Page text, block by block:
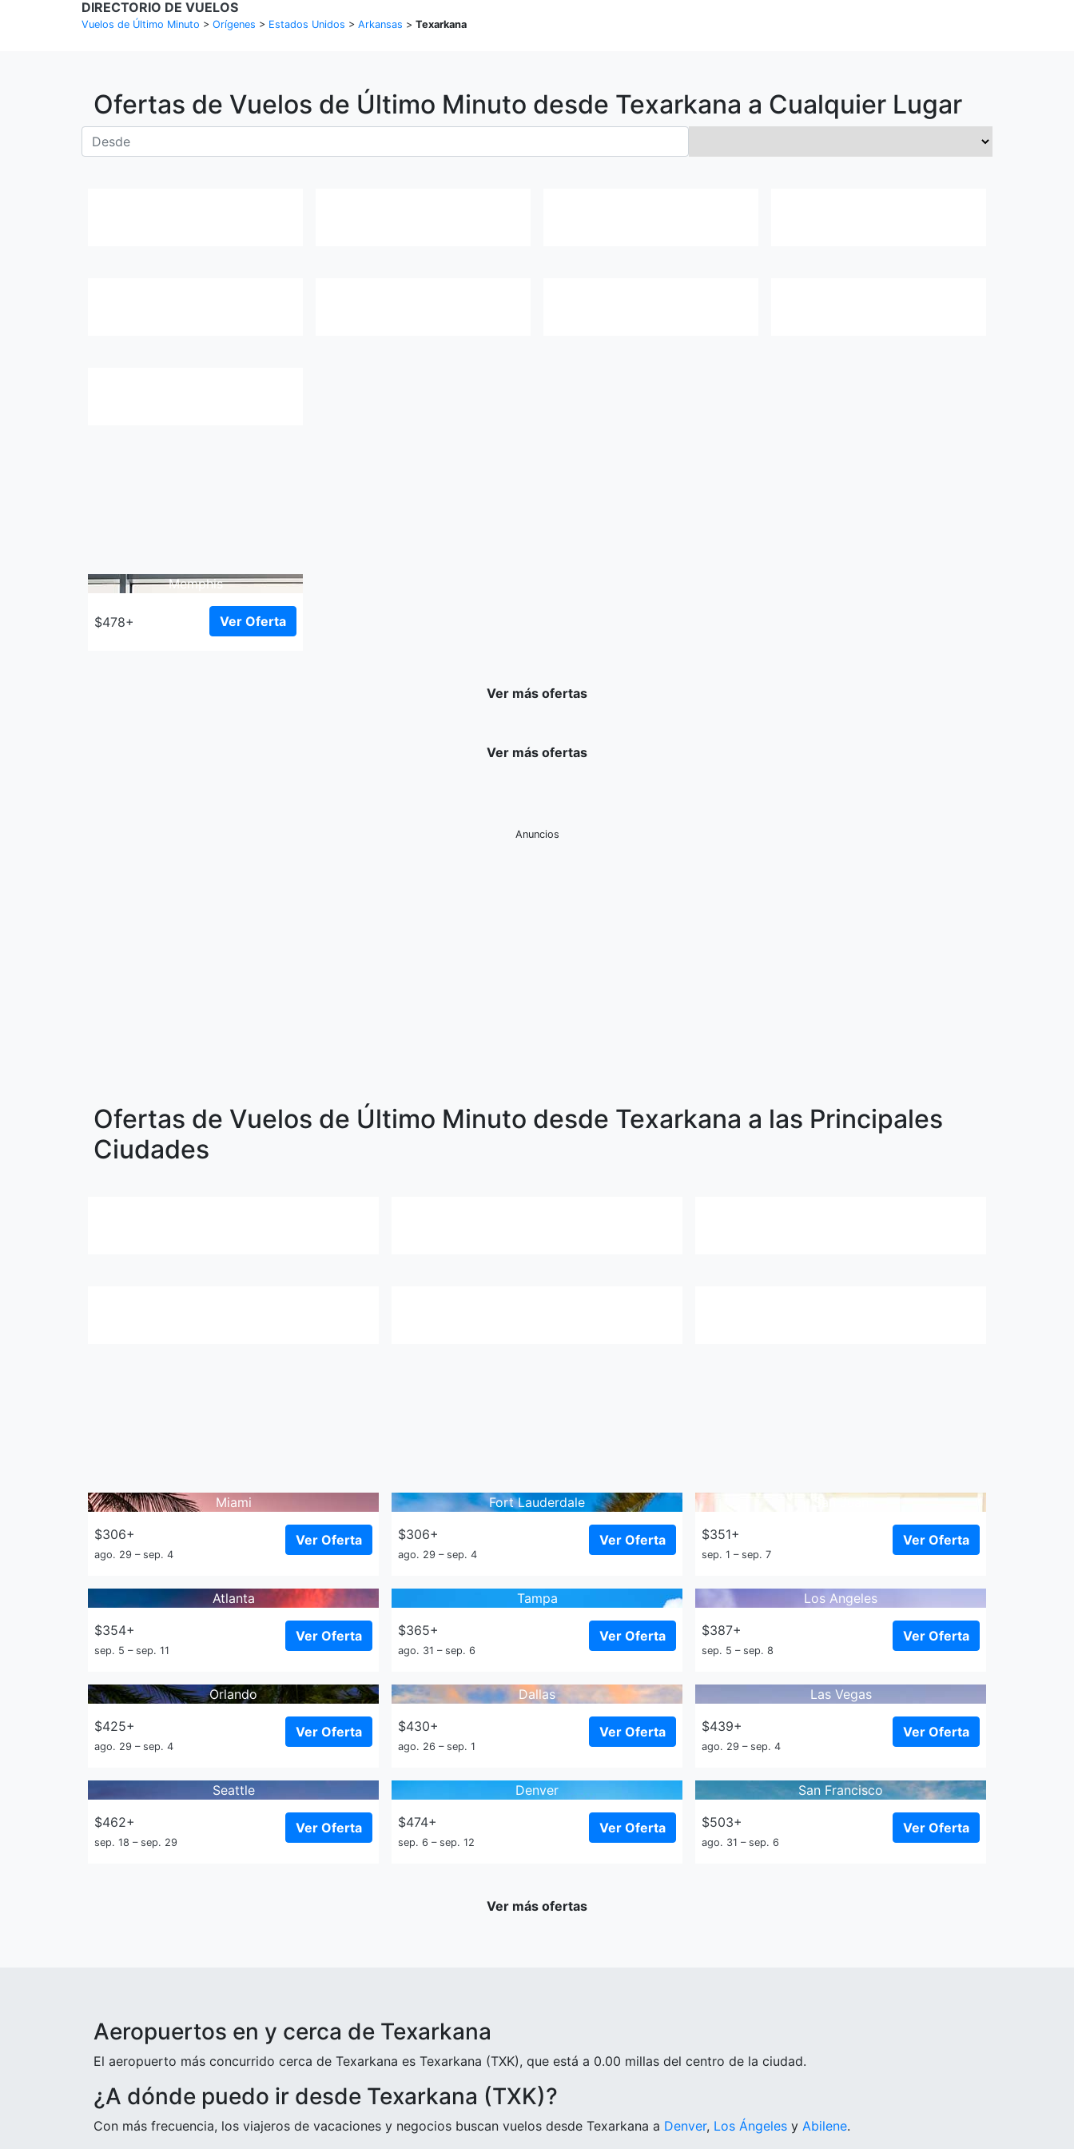
DIRECTORIO DE VUELOS
Vuelos de Último Minuto > Orígenes > Estados Unidos > Arkansas > Texarkana
Ofertas de Vuelos de Último Minuto desde Texarkana a Cualquier Lugar
Memphis
$478+ Ver Oferta
Ver más ofertas
Ver más ofertas
Anuncios
Ofertas de Vuelos de Último Minuto desde Texarkana a las Principales
Ciudades
Miami
$306+
ago. 29 – sep. 4
Ver Oferta
Fort Lauderdale
$306+
ago. 29 – sep. 4
Ver Oferta
San Juan
$351+
sep. 1 – sep. 7
Ver Oferta
Atlanta
$354+
sep. 5 – sep. 11
Ver Oferta
Tampa
$365+
ago. 31 – sep. 6
Ver Oferta
Los Angeles
$387+
sep. 5 – sep. 8
Ver Oferta
Orlando
$425+
ago. 29 – sep. 4
Ver Oferta
Dallas
$430+
ago. 26 – sep. 1
Ver Oferta
Las Vegas
$439+
ago. 29 – sep. 4
Ver Oferta
Seattle
$462+
sep. 18 – sep. 29
Ver Oferta
Denver
$474+
sep. 6 – sep. 12
Ver Oferta
San Francisco
$503+
ago. 31 – sep. 6
Ver Oferta
Ver más ofertas
Aeropuertos en y cerca de Texarkana
El aeropuerto más concurrido cerca de Texarkana es Texarkana (TXK), que está a 0.00 millas del centro de la ciudad.
¿A dónde puedo ir desde Texarkana (TXK)?
Con más frecuencia, los viajeros de vacaciones y negocios buscan vuelos desde Texarkana a Denver, Los Ángeles y Abilene.